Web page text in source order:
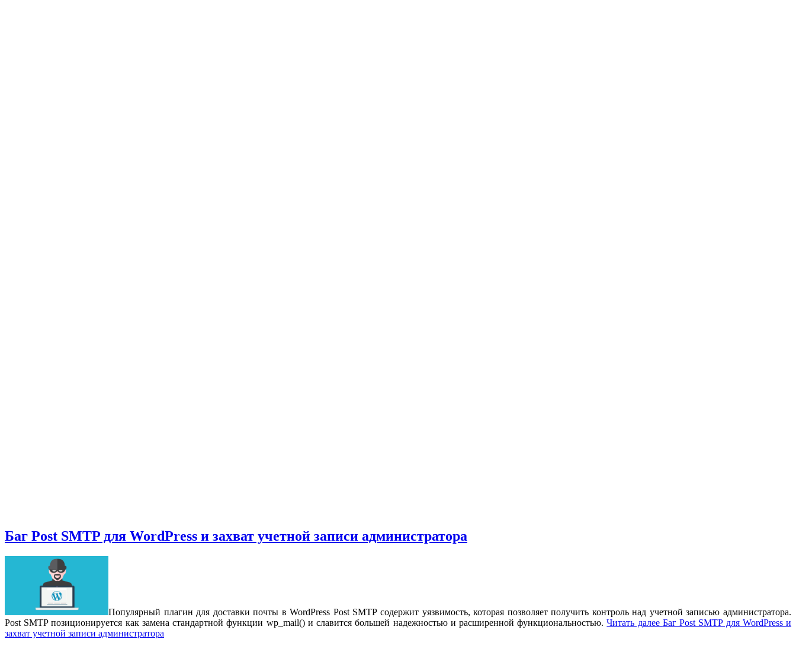
Баг Post SMTP для WordPress и захват учетной записи администратора
Популярный плагин для доставки почты в WordPress Post SMTP содержит уязвимость, которая позволяет получить контроль над учетной записью администратора.
Post SMTP позиционируется как замена стандартной функции wp_mail() и славится большей надежностью и расширенной функциональностью.Читать далее Баг Post SMTP для WordPress и
захват учетной записи администратора